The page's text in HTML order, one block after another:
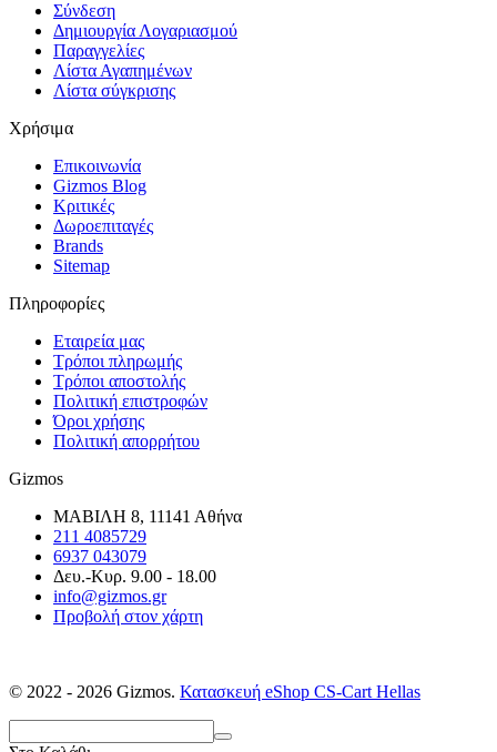
Σύνδεση
Δημιουργία Λογαριασμού
Παραγγελίες
Λίστα Αγαπημένων
Λίστα σύγκρισης
Χρήσιμα
Επικοινωνία
Gizmos Blog
Κριτικές
Δωροεπιταγές
Brands
Sitemap
Πληροφορίες
Εταιρεία μας
Τρόποι πληρωμής
Τρόποι αποστολής
Πολιτική επιστροφών
Όροι χρήσης
Πολιτική απορρήτου
Gizmos
ΜΑΒΙΛΗ 8, 11141 Αθήνα
211 4085729
6937 043079
Δευ.-Κυρ. 9.00 - 18.00
info@gizmos.gr
Προβολή στον χάρτη
© 2022 - 2026 Gizmos. Κατασκευή eShop CS-Cart Hellas